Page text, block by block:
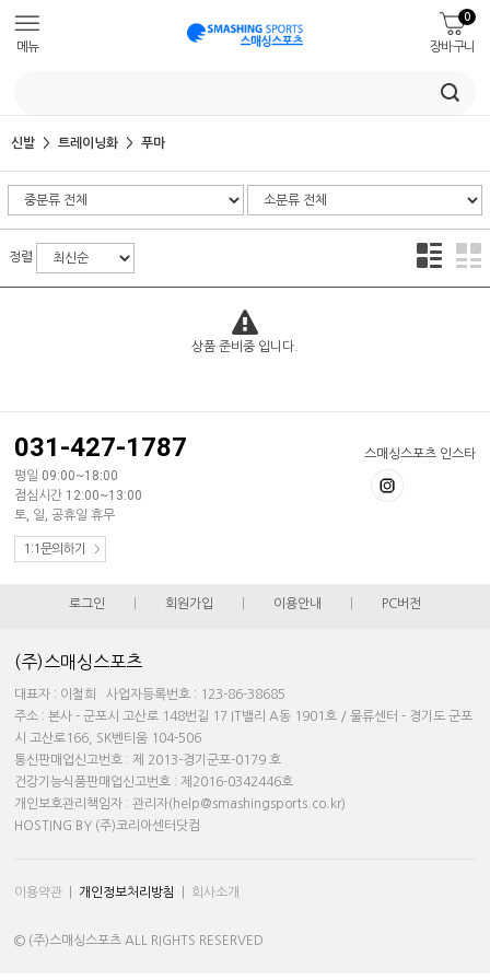
메뉴 장바구니
0
신발 트레이닝화 푸마
정렬
상품 준비중 입니다.
스매싱스포츠 인스타
031-427-1787
평일 09:00~18:00
점심시간 12:00~13:00
토, 일, 공휴일 휴무
1:1문의하기
로그인 회원가입 이용안내 PC버전
(주)스매싱스포츠
대표자 : 이철희 사업자등록번호 : 123-86-38685
주소 : 본사 - 군포시 고산로 148번길 17 IT밸리 A동 1901호 / 물류센터 - 경기도 군포
시 고산로166, SK벤티움 104-506
통신판매업신고번호 : 제 2013-경기군포-0179 호
건강기능식품판매업신고번호 : 제2016-0342446호
개인보호관리책임자 : 관리자(help@smashingsports.co.kr)
HOSTING BY (주)코리아센터닷컴
이용약관 개인정보처리방침 회사소개
© (주)스매싱스포츠 ALL RIGHTS RESERVED